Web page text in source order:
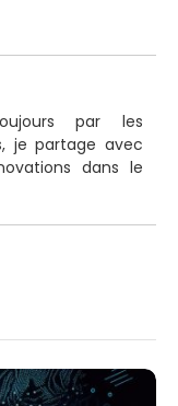
par les
je partage avec
dans le